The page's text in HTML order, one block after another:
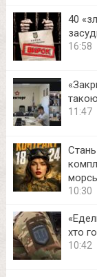
40
16:58
11:47
10:30
хто
10:42